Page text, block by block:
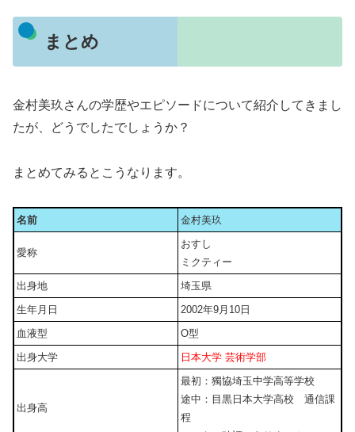
まとめ
金村美玖さんの学歴やエピソードについて紹介してきまし
たが、どうでしたでしょうか？
まとめてみるとこうなります。
名前 金村美玖
愛称
おすし
ミクティー
出身地
埼玉県
生年月日
2002年9月10日
血液型
O型
出身大学
日本大学 芸術学部
出身高
最初：獨協埼玉中学高等学校
途中：目黒日本大学高校 通信課
程